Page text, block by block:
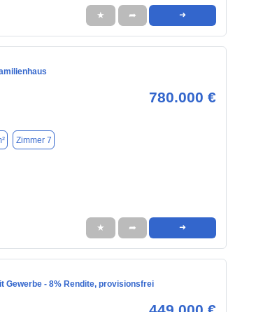
★ ➦ ➜
780.000 €
Zimmer 7
★ ➦ ➜
Gewerbe - 8% Rendite, provisionsfrei